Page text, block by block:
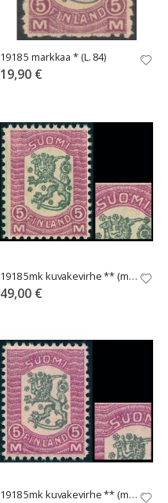
1918 5 markkaa * (L. 84)
19,90 €
1918 5mk kuvakevirhe ** (merkkipaikka 93)
49,00 €
1918 5mk kuvakevirhe ** (merkkipaikka 86)